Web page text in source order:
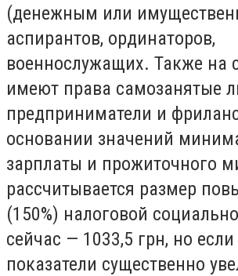
(денежным или
аспирантов, ординаторов,
военнослужащих. Также на
имеют права самозанятые
предприниматели и
основании значений
зарплаты и прожиточного
рассчитывается размер
(150%) налоговой
сейчас — 1033,5 грн, но если
показатели существенно